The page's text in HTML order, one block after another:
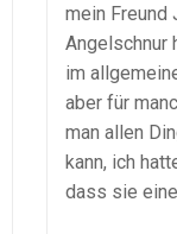
mein Freund
Angelschnur
im
aber für
man allen
kann, ich
dass sie